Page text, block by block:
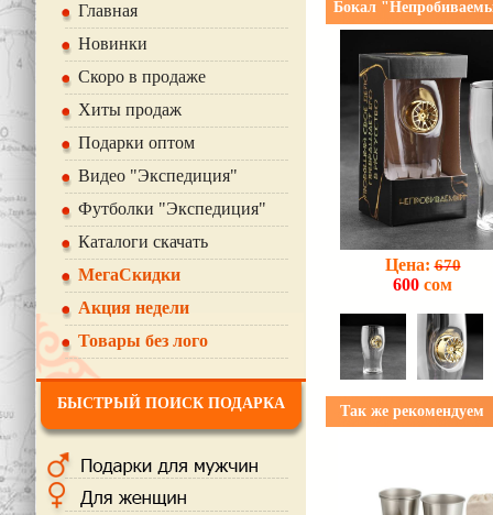
Главная
Новинки
Скоро в продаже
Хиты продаж
Подарки оптом
Видео "Экспедиция"
Футболки "Экспедиция"
Каталоги скачать
МегаСкидки
Акция недели
Товары без лого
БЫСТРЫЙ ПОИСК ПОДАРКА
Бокал
Цена:670
600 сом
Так же рекомендуем